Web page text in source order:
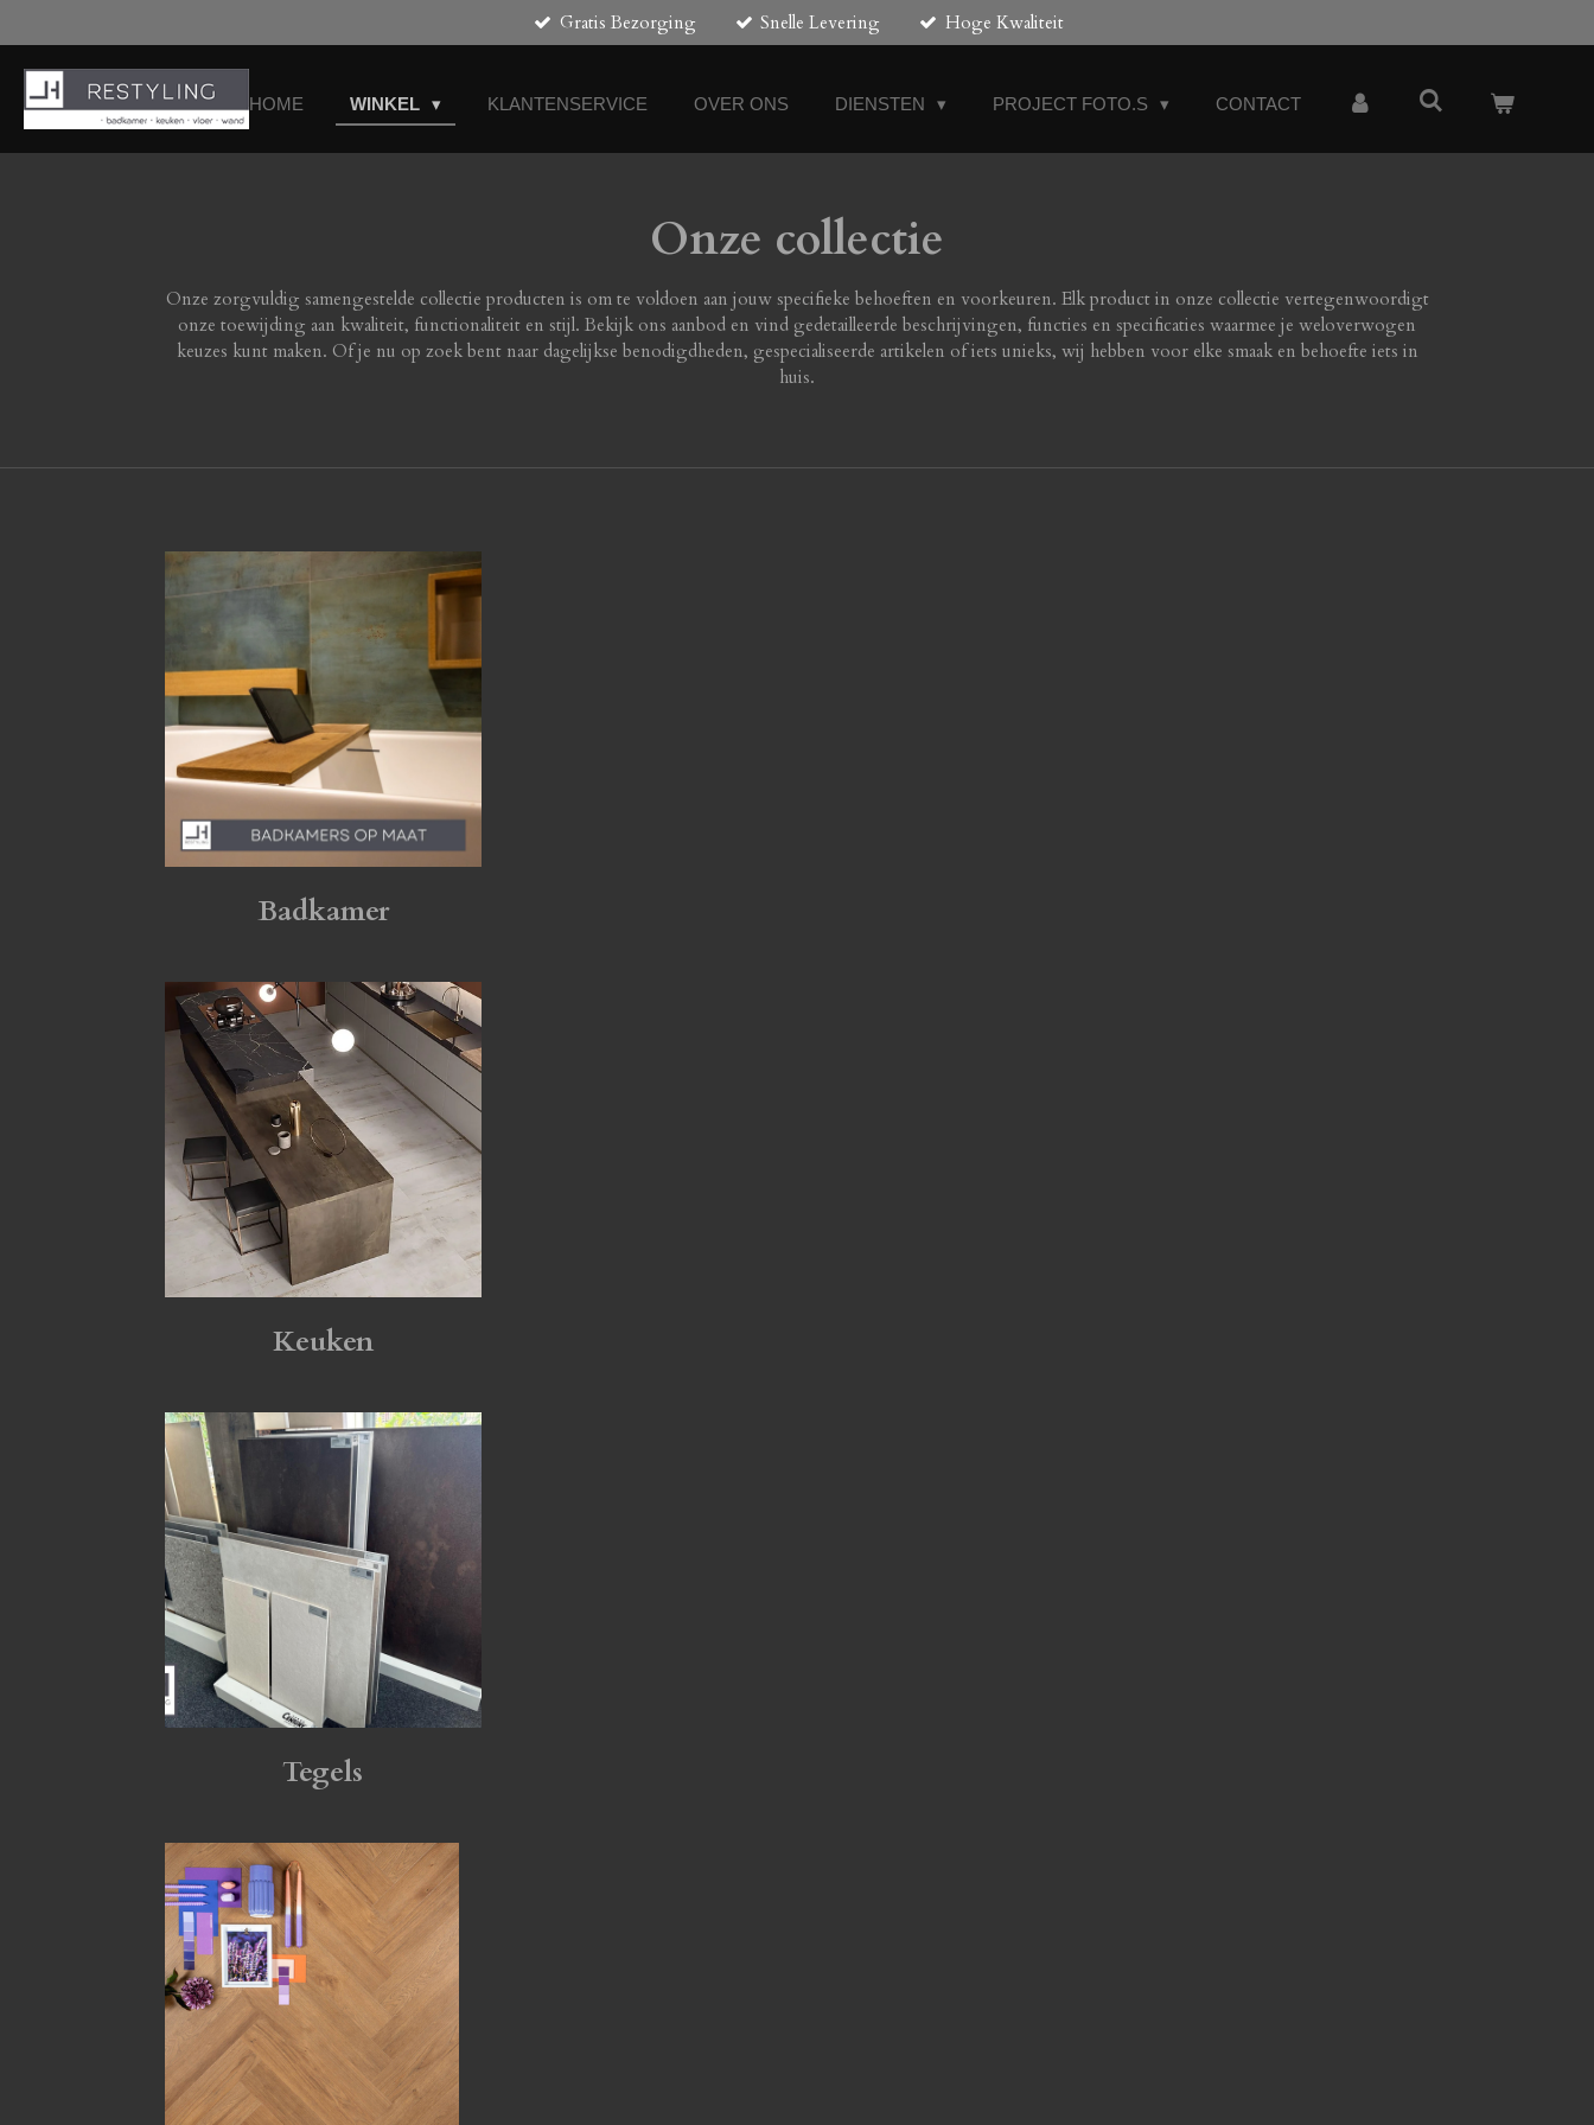
direct
naar
de
hoofdinhoud
Gratis Bezorging Snelle Levering Hoge Kwaliteit
HOME WINKEL KLANTENSERVICE OVER ONS DIENSTEN PROJECT FOTO.S CONTACT
Onze collectie
Onze zorgvuldig samengestelde collectie producten is om te voldoen aan jouw specifieke behoeften en voorkeuren. Elk product in onze collectie vertegenwoordigt
onze toewijding aan kwaliteit, functionaliteit en stijl. Bekijk ons aanbod en vind gedetailleerde beschrijvingen, functies en specificaties waarmee je weloverwogen
keuzes kunt maken. Of je nu op zoek bent naar dagelijkse benodigdheden, gespecialiseerde artikelen of iets unieks, wij hebben voor elke smaak en behoefte iets in
huis.
Badkamer
Keuken
Tegels